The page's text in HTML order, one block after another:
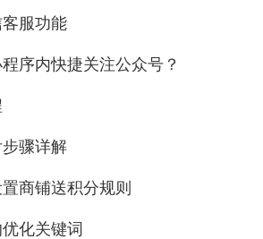
服功能
序内快捷关注公众号？
骤详解
商铺送积分规则
化关键词